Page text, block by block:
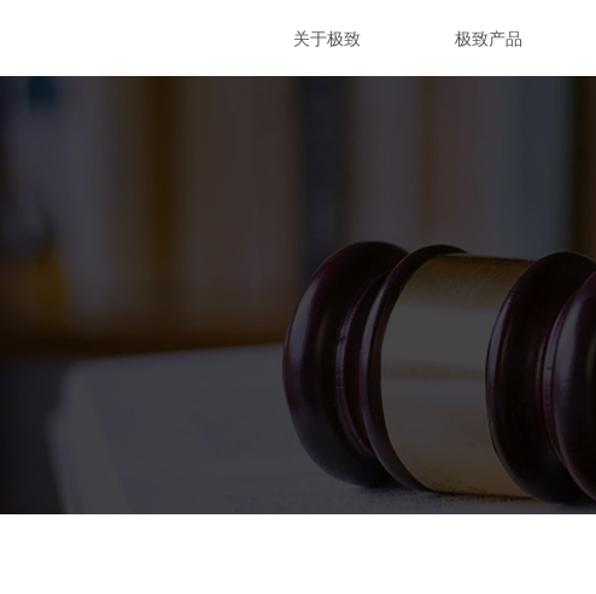
关于极致 极致产品